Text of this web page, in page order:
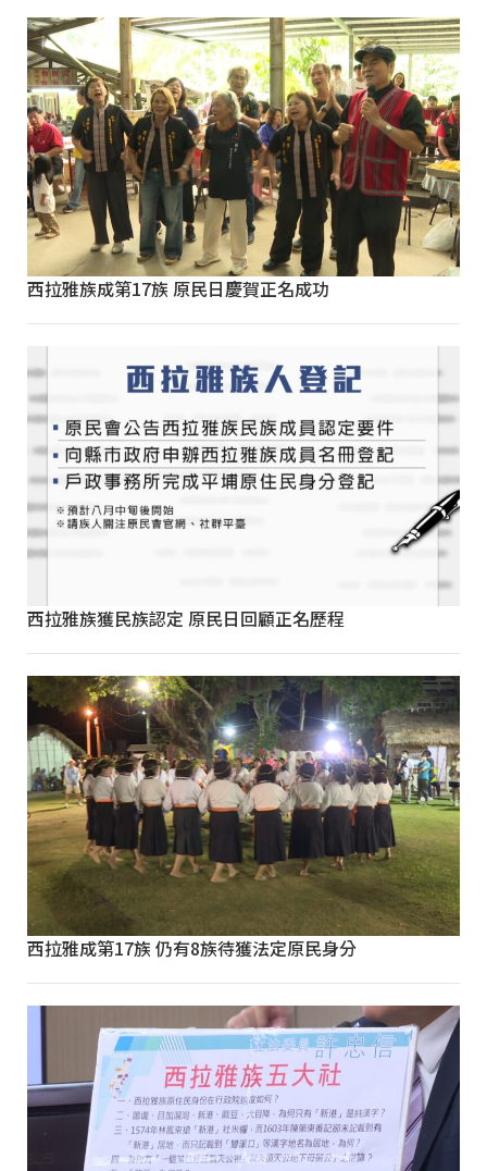
西拉雅族成第17族 原民日慶賀正名成功
西拉雅族獲民族認定 原民日回顧正名歷程
西拉雅成第17族 仍有8族待獲法定原民身分